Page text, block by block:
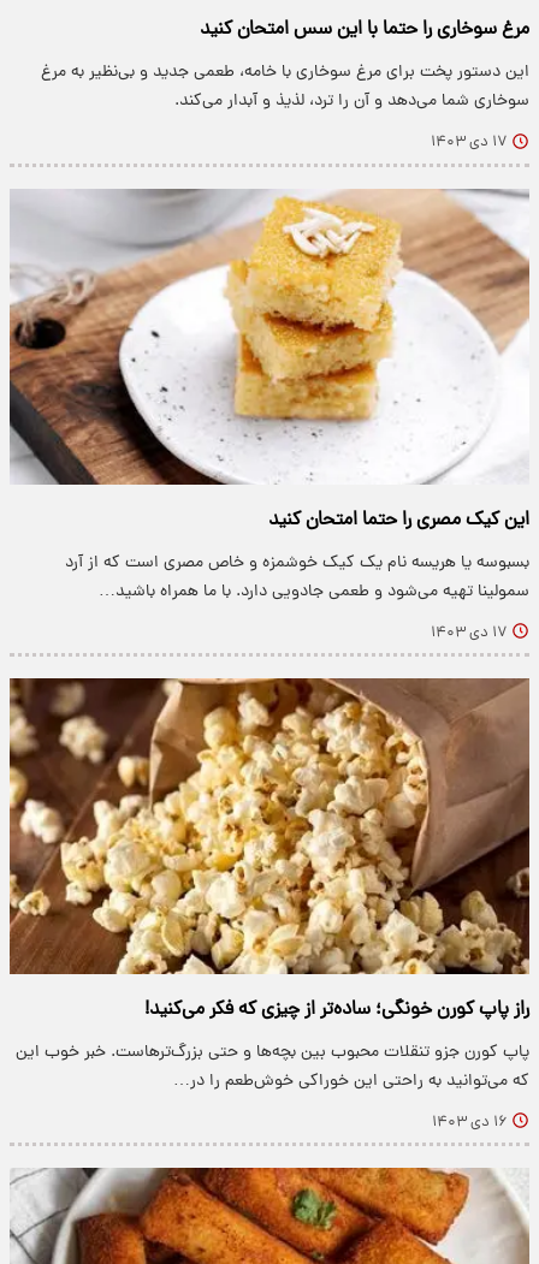
مرغ سوخاری را حتما با این سس امتحان کنید
این دستور پخت برای مرغ سوخاری با خامه، طعمی جدید و بی‌نظیر به مرغ
سوخاری شما می‌دهد و آن را ترد، لذیذ و آبدار می‌کند.
۱۷ دی ۱۴۰۳
این کیک مصری را حتما امتحان کنید
بسبوسه یا هریسه نام یک کیک خوشمزه و خاص مصری است که از آرد
سمولینا تهیه می‌شود و طعمی جادویی دارد. با ما همراه باشید…
۱۷ دی ۱۴۰۳
راز پاپ کورن خونگی؛ ساده‌تر از چیزی که فکر می‌کنید!
پاپ کورن جزو تنقلات محبوب بین بچه‌ها و حتی بزرگ‌ترهاست. خبر خوب این
که می‌توانید به راحتی این خوراکی خوش‌طعم را در…
۱۶ دی ۱۴۰۳